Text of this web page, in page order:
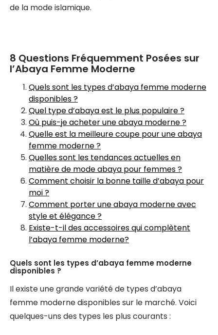
de la mode islamique.
8 Questions Fréquemment Posées sur
l’Abaya Femme Moderne
Quels sont les types d’abaya femme moderne
disponibles ?
Quel type d’abaya est le plus populaire ?
Où puis-je acheter une abaya moderne ?
Quelle est la meilleure coupe pour une abaya
femme moderne ?
Quelles sont les tendances actuelles en
matière de mode abaya pour femmes ?
Comment choisir la bonne taille d’abaya pour
moi ?
Comment porter une abaya moderne avec
style et élégance ?
Existe-t-il des accessoires qui complètent
l’abaya femme moderne?
Quels sont les types d’abaya femme moderne
disponibles ?
Il existe une grande variété de types d’abaya
femme moderne disponibles sur le marché. Voici
quelques-uns des types les plus courants :